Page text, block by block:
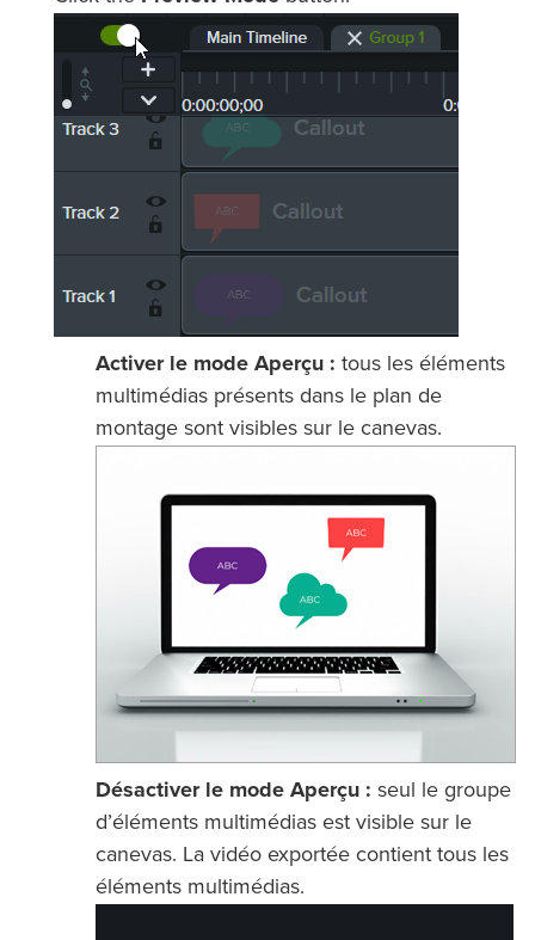
Activer le mode Aperçu : tous les éléments
multimédias présents dans le plan de
montage sont visibles sur le canevas.
Désactiver le mode Aperçu : seul le groupe
d’éléments multimédias est visible sur le
canevas. La vidéo exportée contient tous les
éléments multimédias.